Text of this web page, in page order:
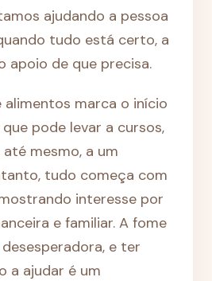
ajudando a pessoa
tudo está certo, a
apoio de que precisa.
alimentos marca o início
pode levar a cursos,
mesmo, a um
tudo começa com
interesse por
e familiar. A fome
e ter
a ajudar é um